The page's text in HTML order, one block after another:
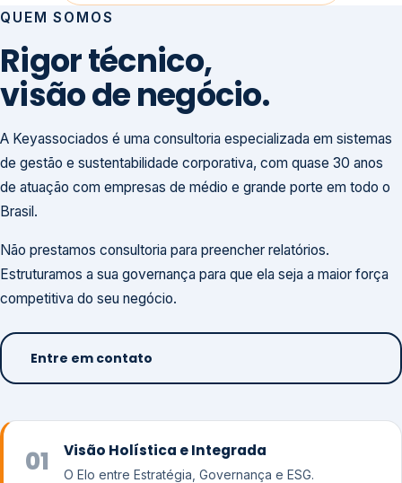
QUEM SOMOS
Rigor técnico,
visão de negócio.
A Keyassociados é uma consultoria especializada em sistemas
de gestão e sustentabilidade corporativa, com quase 30 anos
de atuação com empresas de médio e grande porte em todo o
Brasil.
Não prestamos consultoria para preencher relatórios.
Estruturamos a sua governança para que ela seja a maior força
competitiva do seu negócio.
Entre em contato
01 Visão Holística e Integrada
O Elo entre Estratégia, Governança e ESG.